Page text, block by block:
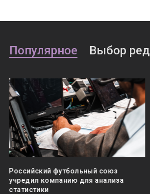
Популярное Выбор
Российский футбольный союз
учредил компанию для анализа
статистики